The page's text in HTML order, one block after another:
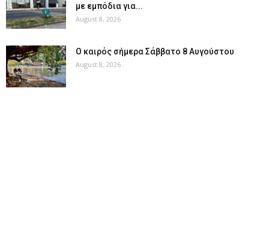
με εμπόδια για...
August 8, 2026
Ο καιρός σήμερα Σάββατο 8 Αυγούστου
August 8, 2026